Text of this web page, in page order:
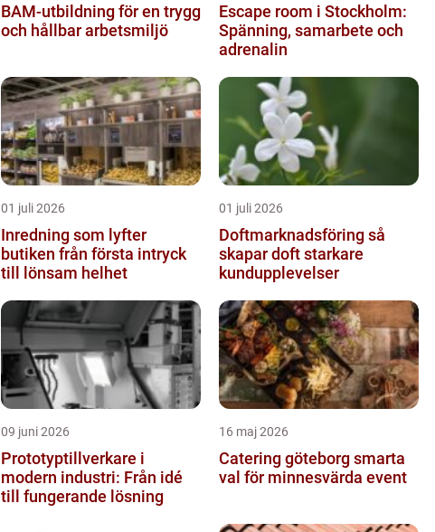
BAM-utbildning för en trygg
och hållbar arbetsmiljö
Escape room i Stockholm:
Spänning, samarbete och
adrenalin
01 juli 2026
Inredning som lyfter
butiken från första intryck
till lönsam helhet
01 juli 2026
Doftmarknadsföring så
skapar doft starkare
kundupplevelser
09 juni 2026
Prototyptillverkare i
modern industri: Från idé
till fungerande lösning
16 maj 2026
Catering göteborg smarta
val för minnesvärda event